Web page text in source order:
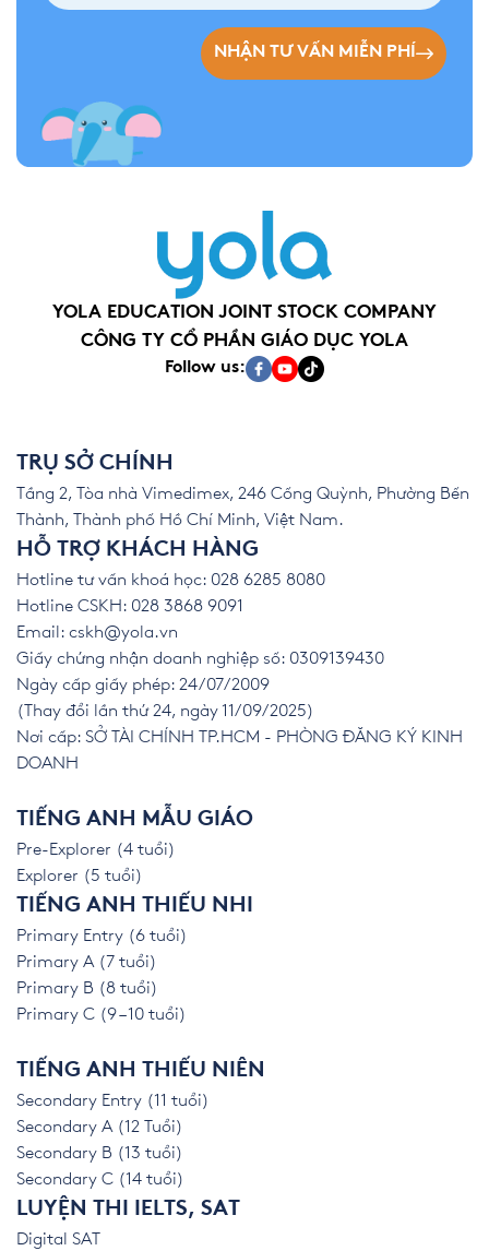
NHẬN TƯ VẤN MIỄN PHÍ
YOLA EDUCATION JOINT STOCK COMPANY
CÔNG TY CỔ PHẦN GIÁO DỤC YOLA
Follow us:
TRỤ SỞ CHÍNH
Tầng 2, Tòa nhà Vimedimex, 246 Cống Quỳnh, Phường Bến
Thành, Thành phố Hồ Chí Minh, Việt Nam.
HỖ TRỢ KHÁCH HÀNG
Hotline tư vấn khoá học: 028 6285 8080
Hotline CSKH: 028 3868 9091
Email: cskh@yola.vn
Giấy chứng nhận doanh nghiệp số: 0309139430
Ngày cấp giấy phép: 24/07/2009
(Thay đổi lần thứ 24, ngày 11/09/2025)
Nơi cấp: SỞ TÀI CHÍNH TP.HCM - PHÒNG ĐĂNG KÝ KINH
DOANH
TIẾNG ANH MẪU GIÁO
Pre-Explorer (4 tuổi)
Explorer (5 tuổi)
TIẾNG ANH THIẾU NHI
Primary Entry (6 tuổi)
Primary A (7 tuổi)
Primary B (8 tuổi)
Primary C (9 – 10 tuổi)
TIẾNG ANH THIẾU NIÊN
Secondary Entry (11 tuổi)
Secondary A (12 Tuổi)
Secondary B (13 tuổi)
Secondary C (14 tuổi)
LUYỆN THI IELTS, SAT
Digital SAT